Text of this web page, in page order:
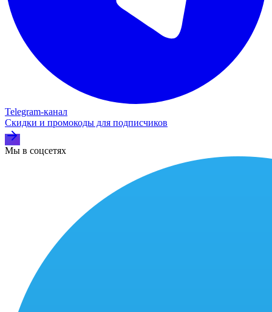
Telegram‑канал
Скидки и промокоды для подписчиков
Мы в соцсетях